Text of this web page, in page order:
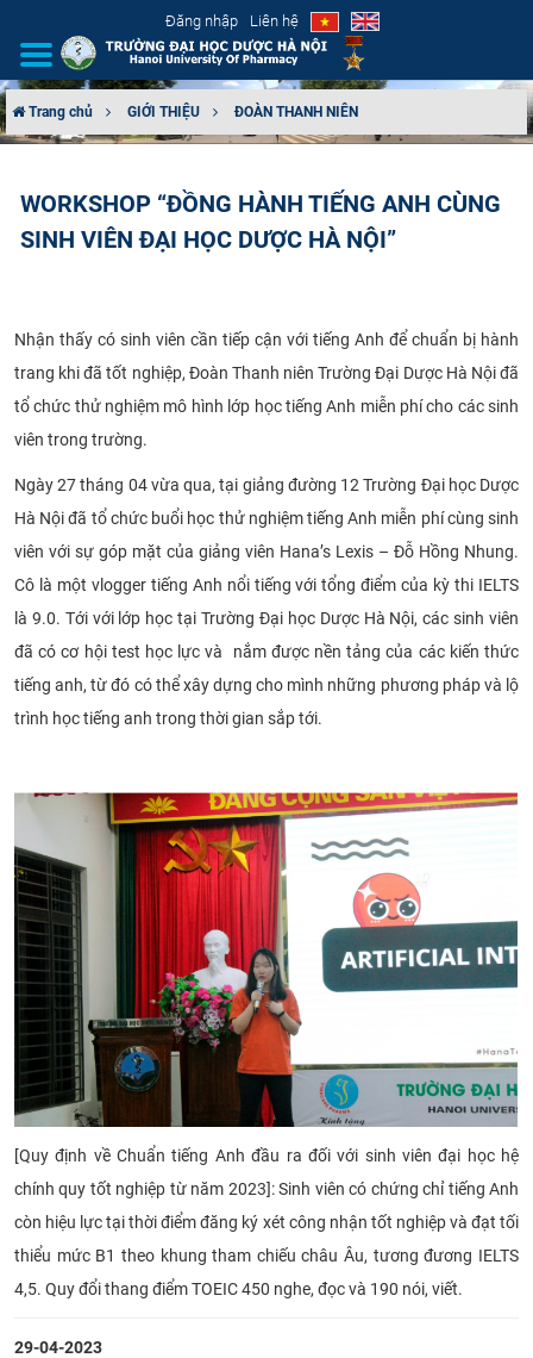
Đăng nhập Liên hệ
CƠ CẤU TỔ CHỨC
ĐÀO TẠO
ĐẢM BẢO CHẤT LƯỢNG
KHOA HỌC CÔNG NGHỆ
HTQT
CỰU NGƯỜI HỌC
Trang chủ GIỚI THIỆU ĐOÀN THANH NIÊN
WORKSHOP “ĐỒNG HÀNH TIẾNG ANH CÙNG
SINH VIÊN ĐẠI HỌC DƯỢC HÀ NỘI”
Nhận thấy có sinh viên cần tiếp cận với tiếng Anh để chuẩn bị hành
trang khi đã tốt nghiệp, Đoàn Thanh niên Trường Đại Dược Hà Nội đã
tổ chức thử nghiệm mô hình lớp học tiếng Anh miễn phí cho các sinh
viên trong trường.
Ngày 27 tháng 04 vừa qua, tại giảng đường 12 Trường Đại học Dược
Hà Nội đã tổ chức buổi học thử nghiệm tiếng Anh miễn phí cùng sinh
viên với sự góp mặt của giảng viên Hana’s Lexis – Đỗ Hồng Nhung.
Cô là một vlogger tiếng Anh nổi tiếng với tổng điểm của kỳ thi IELTS
là 9.0. Tới với lớp học tại Trường Đại học Dược Hà Nội, các sinh viên
đã có cơ hội test học lực và nắm được nền tảng của các kiến thức
tiếng anh, từ đó có thể xây dựng cho mình những phương pháp và lộ
trình học tiếng anh trong thời gian sắp tới.
[Quy định về Chuẩn tiếng Anh đầu ra đối với sinh viên đại học hệ
chính quy tốt nghiệp từ năm 2023]: Sinh viên có chứng chỉ tiếng Anh
còn hiệu lực tại thời điểm đăng ký xét công nhận tốt nghiệp và đạt tối
thiểu mức B1 theo khung tham chiếu châu Âu, tương đương IELTS
4,5. Quy đổi thang điểm TOEIC 450 nghe, đọc và 190 nói, viết.
29-04-2023